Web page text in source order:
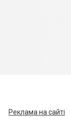
Реклама на сайті